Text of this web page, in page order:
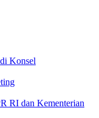
Konsel
RI dan Kementerian